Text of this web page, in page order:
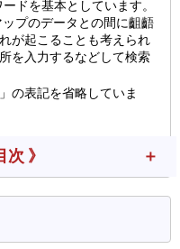
ドを基本としています。
プのデータとの間に齟齬
が起こることも考えられ
を入力するなどして検索
の表記を省略していま
》